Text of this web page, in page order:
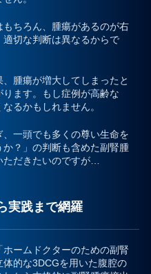
ちろん、腫瘍があるのが右
切な判断は異なるからで
腫瘍が増大してしまったと
ます。もし症例が高齢な
るかもしれません。
一頭でも多くの尊い生命を
？」の判断も含めた副腎腫
だきたいのですが…
実践まで網羅
ホームドクターのための副腎
体的な3DCGを用いた腹腔の